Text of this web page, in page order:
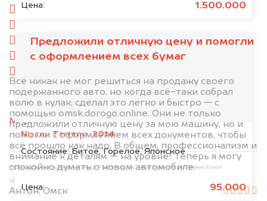
Цена: 1.500.000
Nissan Terrano, 2014
Состояние:Битое, Горелое, Японское
Цена: 95.000
Предложили отличную цену и помогли
с оформлением всех бумаг
Всё никак не мог решиться на продажу своего
подержанного авто, но когда всё-таки собрал
волю в кулак, сделал это легко и быстро — с
помощью omsk.dorogo.online. Они не только
предложили отличную цену за мою машину, но и
помогли с оформлением всех документов, чтобы
всё прошло как надо. В общем, профессионализм и
внимание к деталям — на уровне! Теперь я могу
спокойно думать о новом автомобиле.
Антон, Омск
спереди
слева
справа
2. Отправьте фотографии на номер
+79584983298 по WhatsApp*,в мессенджер
MAXили на электронную почту
info@dorogo.online
*принадлежит компании Meta Platforms, Inc., признанной экстремистской
организацией и запрещённой на территории РФ